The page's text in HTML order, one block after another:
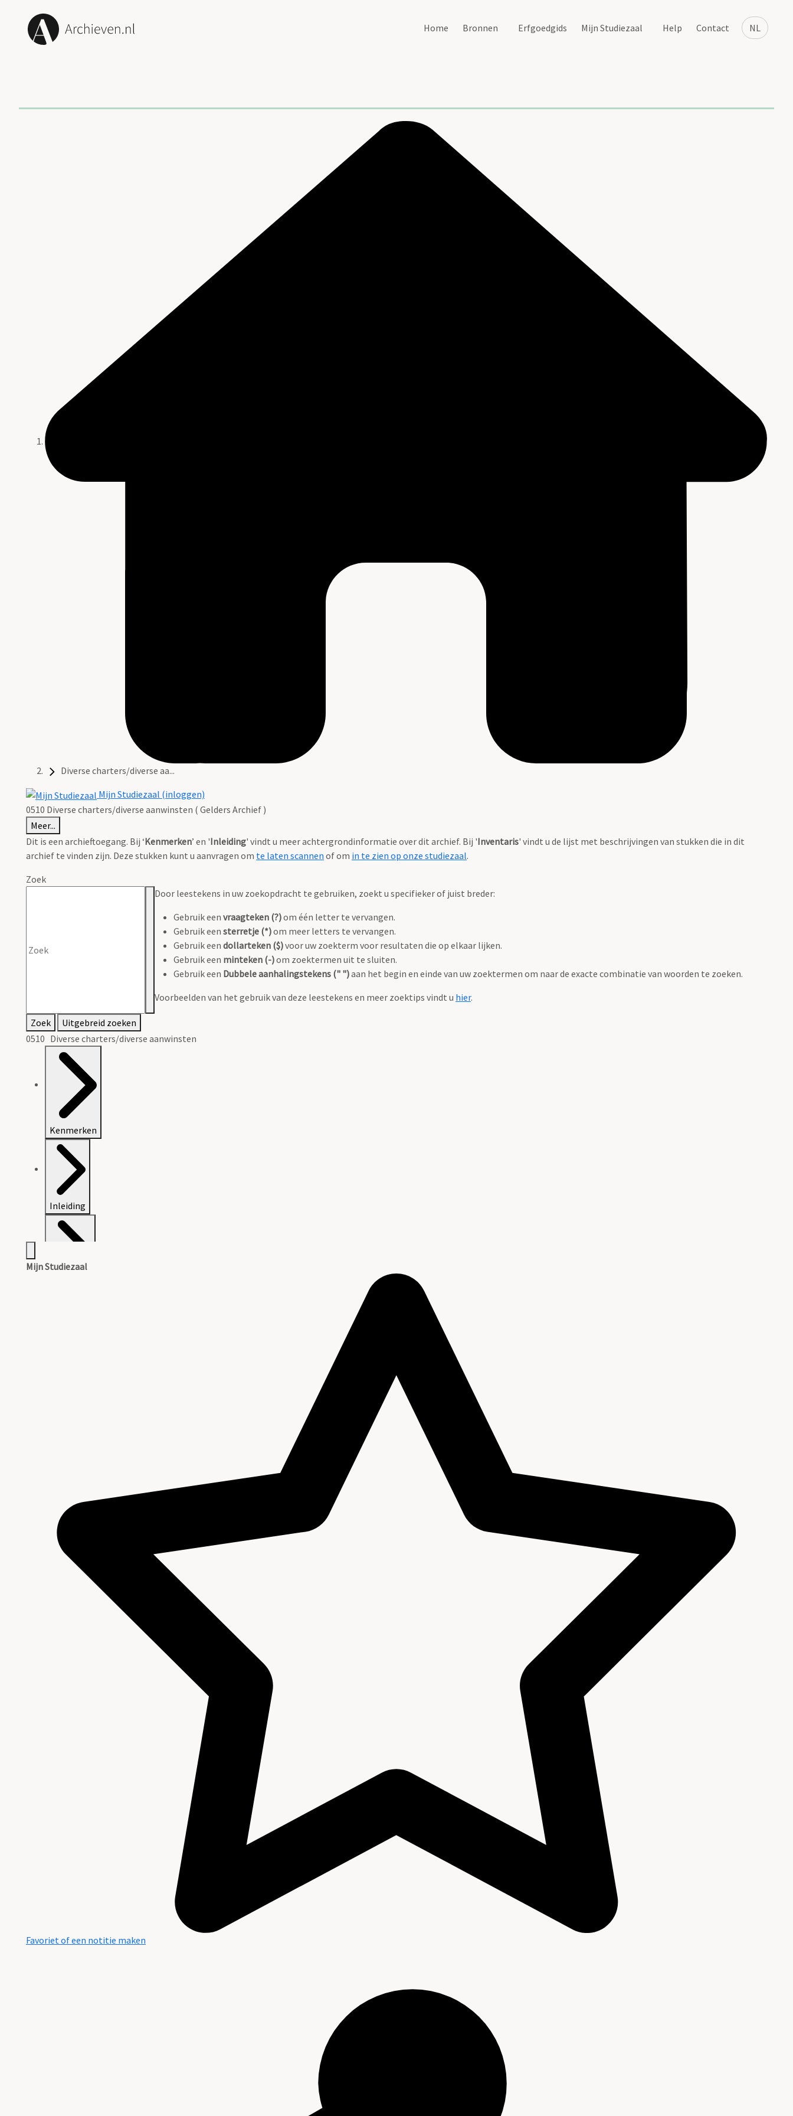
NL
Home Bronnen Erfgoedgids Mijn Studiezaal Help Contact
Diverse charters/diverse aa...
Mijn Studiezaal (inloggen)
0510 Diverse charters/diverse aanwinsten ( Gelders Archief )
Meer...
Dit is een archieftoegang. Bij ‘Kenmerken’ en 'Inleiding' vindt u meer achtergrondinformatie over dit archief. Bij 'Inventaris' vindt u de lijst met beschrijvingen van stukken die in dit
archief te vinden zijn. Deze stukken kunt u aanvragen om te laten scannen of om in te zien op onze studiezaal.
Zoek
Door leestekens in uw zoekopdracht te gebruiken, zoekt u specifieker of juist breder:
Gebruik een vraagteken (?)om één letter te vervangen.
Gebruik een sterretje (*)om meer letters te vervangen.
Gebruik een dollarteken ($)voor uw zoekterm voor resultaten die op elkaar lijken.
Gebruik een minteken (-)om zoektermen uit te sluiten.
Gebruik een Dubbele aanhalingstekens (" ")aan het begin en einde van uw zoektermen om naar de exacte combinatie van woorden te zoeken.
Voorbeelden van het gebruik van deze leestekens en meer zoektips vindt u hier.
Zoek
Uitgebreid zoeken
0510 Diverse charters/diverse aanwinsten
Kenmerken
Inleiding
Mijn Studiezaal
Favoriet of een notitie maken